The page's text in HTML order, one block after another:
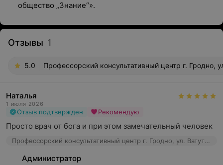
общество „Знание“».
Отзывы 1
5.0 Профессорский консультативный центр г. Гродно,
Наталья
1 июля 2026
Отзыв подтвержден Рекомендую
Просто врач от бога и при этом замечательный человек
Профессорский консультативный центр г. Гродно, ул. Ватутина, 4а
Администратор